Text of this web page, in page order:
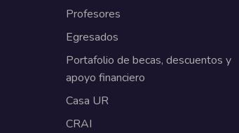
Profesores
Egresados
Portafolio de becas, descuentos y
apoyo financiero
Casa UR
CRAI